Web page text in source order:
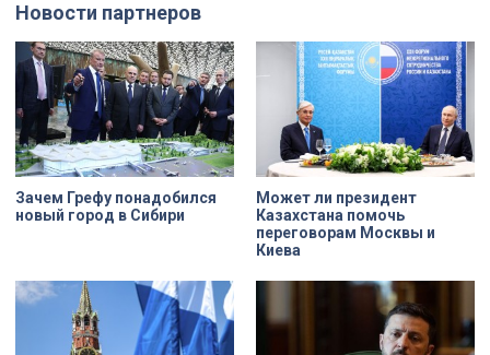
дня стали заезды на специальных
адаптивных карт-машинах, где
ветераны смогли лично
протестировать технику и
почувствовать скорость.
Николая на улице Марата. Здание
XIX века, прошедшее через
несколько перестроек, сегодня
переживает второе рождение.
Жемчужина, объекта культурного
наследия — исторические часы.
Их элементы утрачены на 90%.
Новости партнеров
Зачем Грефу понадобился
новый город в Сибири
Может ли президент
Казахстана помочь
переговорам Москвы и
Киева